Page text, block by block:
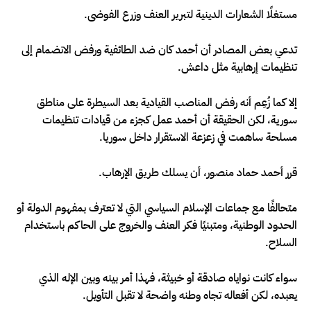
مستغلًا الشعارات الدينية لتبرير العنف وزرع الفوضى.
تدعي بعض المصادر أن أحمد كان ضد الطائفية ورفض الانضمام إلى
تنظيمات إرهابية مثل داعش.
إلا كما زُعِم أنه رفض المناصب القيادية بعد السيطرة على مناطق
سورية، لكن الحقيقة أن أحمد عمل كجزء من قيادات تنظيمات
مسلحة ساهمت في زعزعة الاستقرار داخل سوريا.
قرر أحمد حماد منصور، أن يسلك طريق الإرهاب.
متحالفًا مع جماعات الإسلام السياسي التي لا تعترف بمفهوم الدولة أو
الحدود الوطنية، ومتبنيًا فكر العنف والخروج على الحاكم باستخدام
السلاح.
سواء كانت نواياه صادقة أو خبيثة، فهذا أمر بينه وبين الإله الذي
يعبده، لكن أفعاله تجاه وطنه واضحة لا تقبل التأويل.